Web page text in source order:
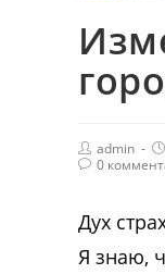
admin
0
Дух
Я знаю,